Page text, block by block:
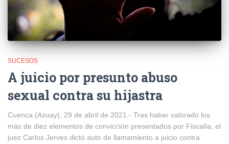
SUCESOS
A juicio por presunto abuso
sexual contra su hijastra
Cuenca (Azuay), 29 de abril de 2021.- Tras haber valorado los
más de diez elementos de convicción presentados por Fiscalía, el
juez Carlos Jerves dictó auto de llamamiento a juicio contra